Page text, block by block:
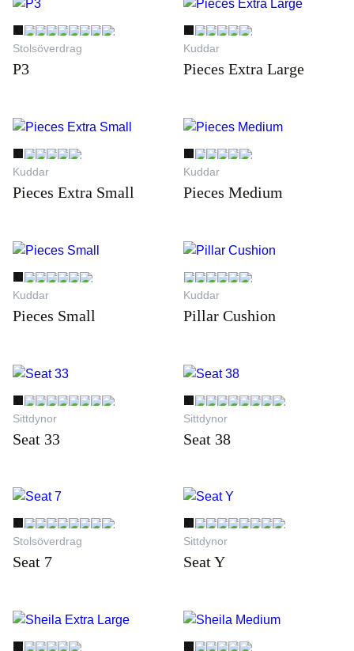
Stolsöverdrag
P3
Kuddar
Pieces Extra Large
Kuddar
Pieces Extra Small
Kuddar
Pieces Medium
Kuddar
Pieces Small
Kuddar
Pillar Cushion
Sittdynor
Seat 33
Sittdynor
Seat 38
Stolsöverdrag
Seat 7
Sittdynor
Seat Y